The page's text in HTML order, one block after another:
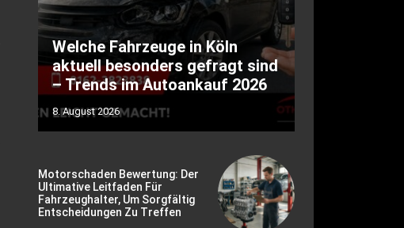
Welche Fahrzeuge in Köln
aktuell besonders gefragt sind
– Trends im Autoankauf 2026
8. August 2026
Motorschaden Bewertung: Der
Ultimative Leitfaden Für
Fahrzeughalter, Um Sorgfältig
Entscheidungen Zu Treffen